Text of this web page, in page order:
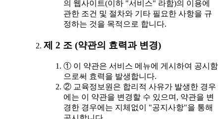
의 웹사이트(이하 "서비스" 라함)의 이용에
관한 조건 및 절차와 기타 필요한 사항을 규
정하는 것을 목적으로 합니다.
제 2 조 (약관의 효력과 변경)
① 이 약관은 서비스 메뉴에 게시하여 공시함
으로써 효력을 발생합니다.
② 교육정보원은 합리적 사유가 발생한 경우
에는 이 약관을 변경할 수 있으며, 약관을 변
경한 경우에는 지체없이 "공지사항"을 통해